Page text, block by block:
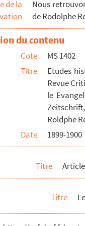
de la
Nous
de Rodolphe
du contenu
Cote
MS 1402
Titre
Etudes
Revue
le
Roldphe
Date
1899-1900
Titre
Titre